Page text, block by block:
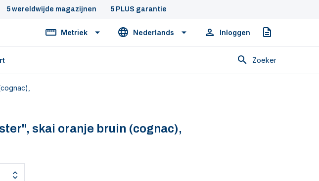
5 wereldwijde magazijnen 5 PLUS garantie
Metriek Nederlands Inloggen Offerte
Zoeken
skai oranje bruin (cognac),